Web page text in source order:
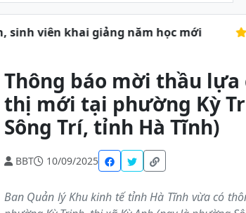
sinh viên khai giảng năm học mới
Thông báo mời thầu
thị mới tại phường Kỳ
Sông Trí, tỉnh Hà Tĩnh)
BBT 10/09/2025
Ban Quản lý Khu kinh tế tỉnh Hà Tĩnh vừa có